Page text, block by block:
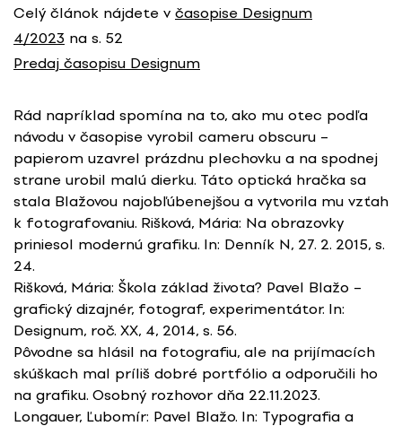
Celý článok nájdete v časopise Designum
4/2023 na s. 52
Predaj časopisu Designum
Rád napríklad spomína na to, ako mu otec podľa
návodu v časopise vyrobil cameru obscuru –
papierom uzavrel prázdnu plechovku a na spodnej
strane urobil malú dierku. Táto optická hračka sa
stala Blažovou najobľúbenejšou a vytvorila mu vzťah
k fotografovaniu. Rišková, Mária: Na obrazovky
priniesol modernú grafiku. In: Denník N, 27. 2. 2015, s.
24.
Rišková, Mária: Škola základ života? Pavel Blažo –
grafický dizajnér, fotograf, experimentátor. In:
Designum, roč. XX, 4, 2014, s. 56.
Pôvodne sa hlásil na fotografiu, ale na prijímacích
skúškach mal príliš dobré portfólio a odporučili ho
na grafiku. Osobný rozhovor dňa 22.11.2023.
Longauer, Ľubomír: Pavel Blažo. In: Typografia a